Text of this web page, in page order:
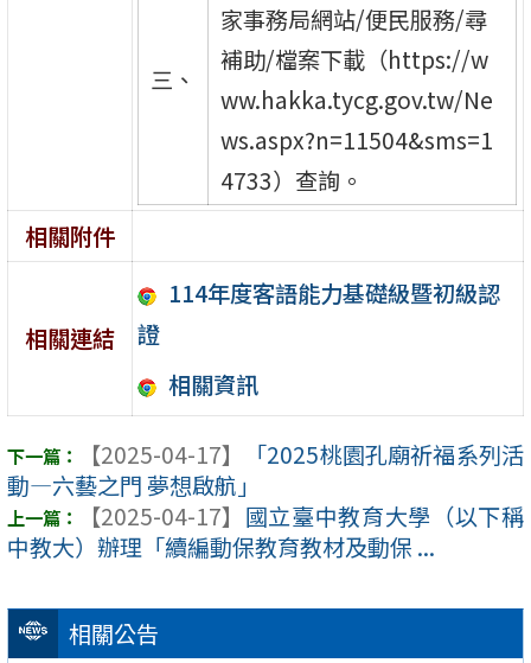
相關公告
三、
家事務局網站/便民服務/尋
補助/檔案下載（https://w
ww.hakka.tycg.gov.tw/Ne
ws.aspx?n=11504&sms=1
4733）查詢。
相關附件
相關連結
114年度客語能力基礎級暨初級認
證
相關資訊
【2025-04-17】
「2025桃園孔廟祈福系列活
動—六藝之門 夢想啟航」
【2025-04-17】 國立臺中教育大學（以下稱
中教大）辦理「續編動保教育教材及動保 ...